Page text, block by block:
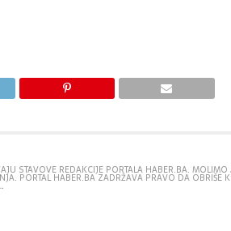
STAVOVE REDAKCIJE PORTALA HABER.BA.
PORTAL HABER.BA ZADRŽAVA PRAVO DA OBRIŠE